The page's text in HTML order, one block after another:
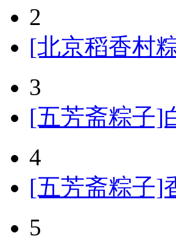
2
[北京稻香村
3
[五芳斋粽子]
4
[五芳斋粽子]
5